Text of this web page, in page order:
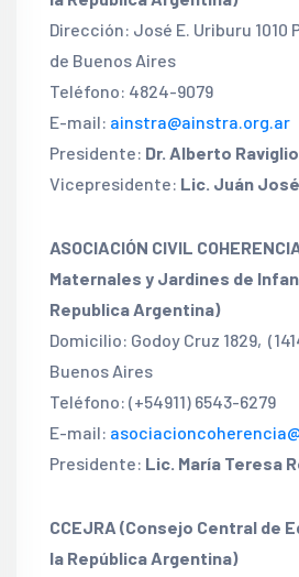
Dirección: José E. Uriburu 1010
de Buenos Aires
Teléfono: 4824-9079
E-mail: ainstra@ainstra.org.ar
Presidente: Dr. Alberto
Vicepresidente: Lic. Juán
ASOCIACIÓN CIVIL
Maternales y Jardines de
Republica Argentina)
Domicilio: Godoy Cruz 1829,
Buenos Aires
Teléfono: (+54911) 6543-6279
E-mail:
Presidente: Lic. María Teresa
CCEJRA (Consejo Central de
la República Argentina)